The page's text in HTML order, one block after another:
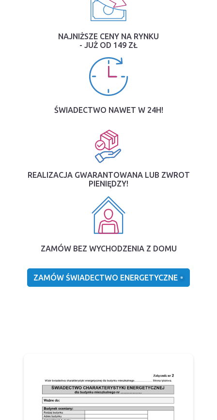
NAJNIŻSZE CENY NA RYNKU
- JUŻ OD 149 ZŁ
ŚWIADECTWO NAWET W 24H!
REALIZACJA GWARANTOWANA LUB ZWROT
PIENIĘDZY!
ZAMÓW BEZ WYCHODZENIA Z DOMU
ZAMÓW ŚWIADECTWO ENERGETYCZNE